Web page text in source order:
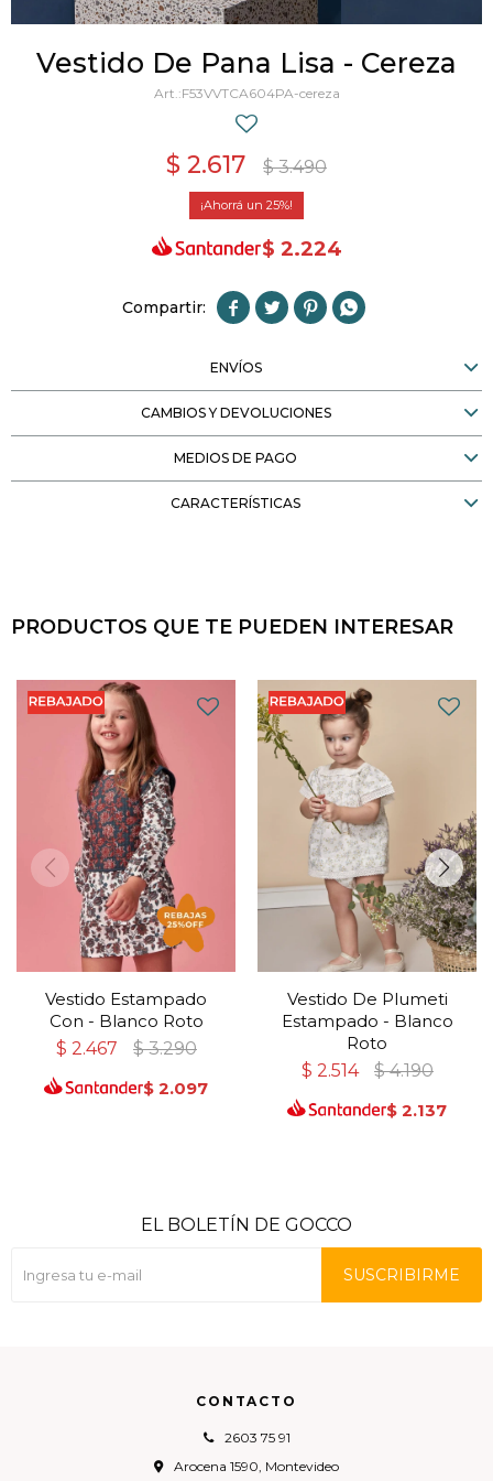
Vestido De Pana Lisa - Cereza
F53VVTCA604PA-cereza
$ 2.617 $ 3.490
25
$ 2.224
   
ENVÍOS
CAMBIOS Y DEVOLUCIONES
MEDIOS DE PAGO
CARACTERÍSTICAS
PRODUCTOS QUE TE PUEDEN INTERESAR
Vestido Estampado
Con - Blanco Roto
$ 2.467 $ 3.290
$ 2.097
Vestido De Plumeti
Estampado - Blanco
Roto
$ 2.514 $ 4.190
$ 2.137
CONTACTO
2603 75 91
Arocena 1590, Montevideo
EL BOLETÍN DE GOCCO
SUSCRIBIRME